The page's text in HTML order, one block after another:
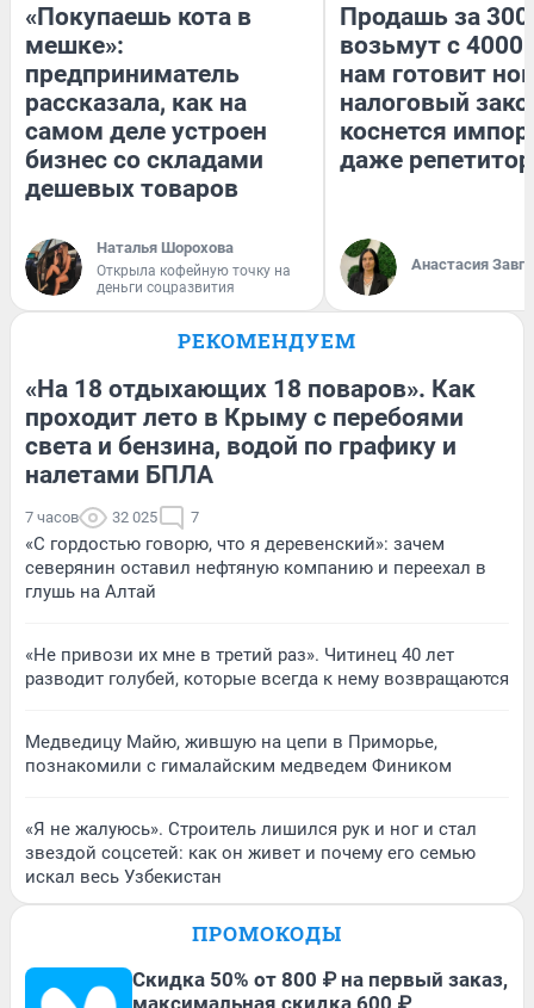
«Покупаешь кота в
мешке»:
предприниматель
рассказала, как на
самом деле устроен
бизнес со складами
дешевых товаров
Наталья Шорохова
Открыла кофейную точку на
деньги соцразвития
Продашь за
возьмут с
нам готовит
налоговый
коснется
даже
Анастасия
РЕКОМЕНДУЕМ
«На 18 отдыхающих 18 поваров». Как
проходит лето в Крыму с перебоями
света и бензина, водой по графику и
налетами БПЛА
7 часов 32 025 7
«С гордостью говорю, что я деревенский»: зачем
северянин оставил нефтяную компанию и переехал в
глушь на Алтай
«Не привози их мне в третий раз». Читинец 40 лет
разводит голубей, которые всегда к нему возвращаются
Медведицу Майю, жившую на цепи в Приморье,
познакомили с гималайским медведем Фиником
«Я не жалуюсь». Строитель лишился рук и ног и стал
звездой соцсетей: как он живет и почему его семью
искал весь Узбекистан
ПРОМОКОДЫ
Скидка 50% от 800 ₽ на первый заказ,
максимальная скидка 600 ₽